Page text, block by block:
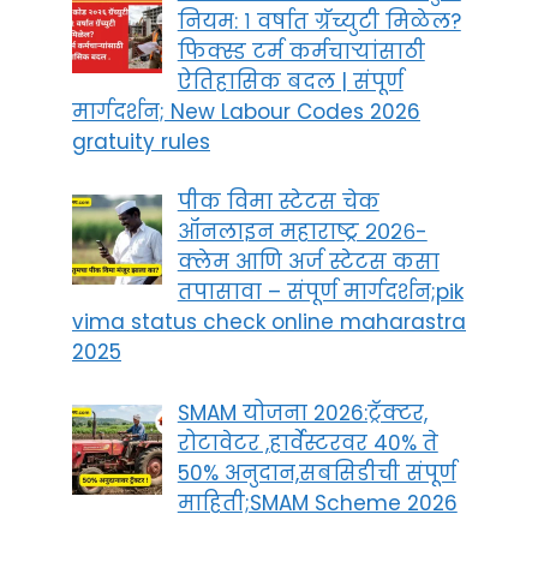
नियम: १ वर्षात ग्रॅच्युटी मिळेल?
फिक्स्ड टर्म कर्मचाऱ्यांसाठी
ऐतिहासिक बदल | संपूर्ण
मार्गदर्शन; New Labour Codes 2026
gratuity rules
पीक विमा स्टेटस चेक
ऑनलाइन महाराष्ट्र २०२६-
क्लेम आणि अर्ज स्टेटस कसा
तपासावा – संपूर्ण मार्गदर्शन;pik
vima status check online maharastra
2025
SMAM योजना 2026:ट्रॅक्टर,
रोटावेटर ,हार्वेस्टरवर 40% ते
50% अनुदान,सबसिडीची संपूर्ण
माहिती;SMAM Scheme 2026